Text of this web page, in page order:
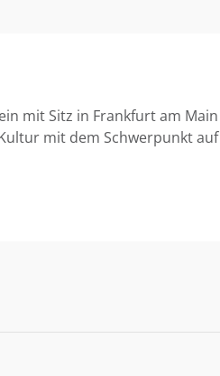
mit Sitz in Frankfurt am Main
mit dem Schwerpunkt auf